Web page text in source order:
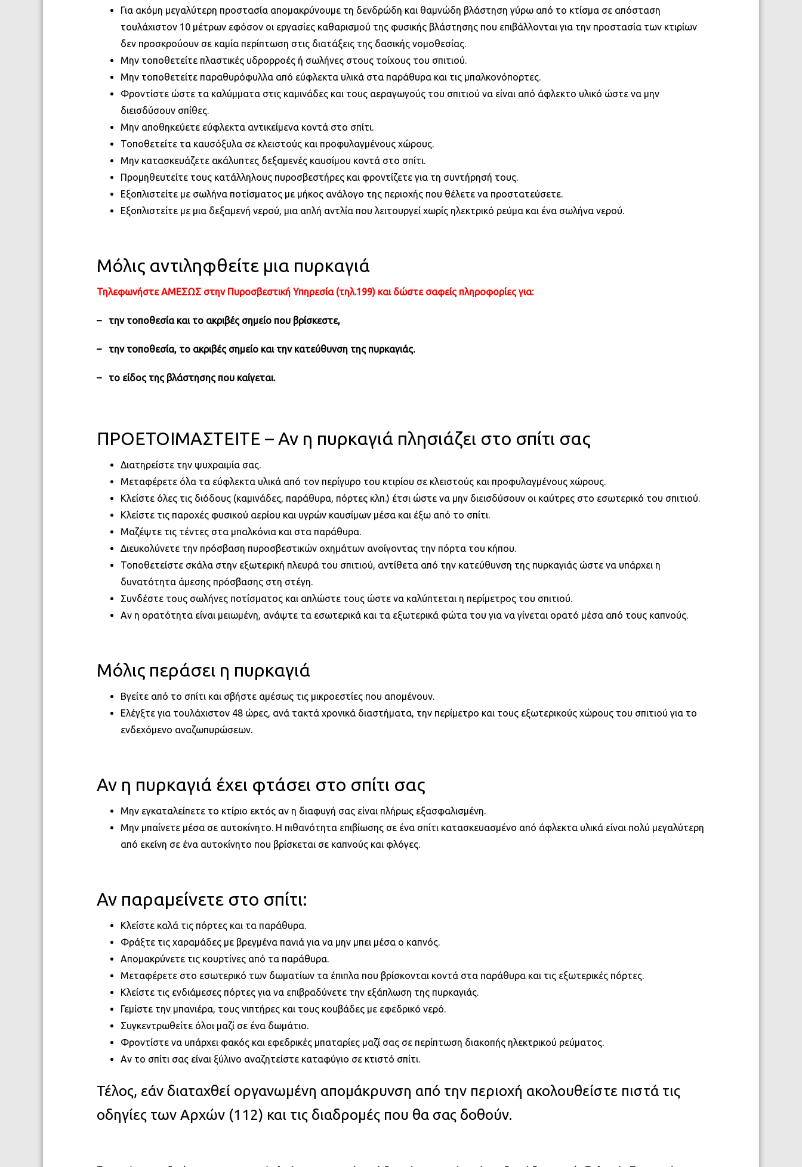
Για ακόμη μεγαλύτερη προστασία απομακρύνουμε τη δενδρώδη και θαμνώδη βλάστηση γύρω από το κτίσμα σε απόσταση
τουλάχιστον 10 μέτρων εφόσον οι εργασίες καθαρισμού της φυσικής βλάστησης που επιβάλλονται για την προστασία των κτιρίων
δεν προσκρούουν σε καμία περίπτωση στις διατάξεις της δασικής νομοθεσίας.
Μην τοποθετείτε πλαστικές υδρορροές ή σωλήνες στους τοίχους του σπιτιού.
Μην τοποθετείτε παραθυρόφυλλα από εύφλεκτα υλικά στα παράθυρα και τις μπαλκονόπορτες.
Φροντίστε ώστε τα καλύμματα στις καμινάδες και τους αεραγωγούς του σπιτιού να είναι από άφλεκτο υλικό ώστε να μην
διεισδύσουν σπίθες.
Μην αποθηκεύετε εύφλεκτα αντικείμενα κοντά στο σπίτι.
Τοποθετείτε τα καυσόξυλα σε κλειστούς και προφυλαγμένους χώρους.
Μην κατασκευάζετε ακάλυπτες δεξαμενές καυσίμου κοντά στο σπίτι.
Προμηθευτείτε τους κατάλληλους πυροσβεστήρες και φροντίζετε για τη συντήρησή τους.
Εξοπλιστείτε με σωλήνα ποτίσματος με μήκος ανάλογο της περιοχής που θέλετε να προστατεύσετε.
Εξοπλιστείτε με μια δεξαμενή νερού, μια απλή αντλία που λειτουργεί χωρίς ηλεκτρικό ρεύμα και ένα σωλήνα νερού.
Μόλις αντιληφθείτε μια πυρκαγιά
Τηλεφωνήστε ΑΜΕΣΩΣ στην Πυροσβεστική Υπηρεσία (τηλ.199) και δώστε σαφείς πληροφορίες για:
– την τοποθεσία και το ακριβές σημείο που βρίσκεστε,
– την τοποθεσία, το ακριβές σημείο και την κατεύθυνση της πυρκαγιάς.
– το είδος της βλάστησης που καίγεται.
ΠΡΟΕΤΟΙΜΑΣΤΕΙΤΕ – Αν η πυρκαγιά πλησιάζει στο σπίτι σας
Διατηρείστε την ψυχραιμία σας.
Μεταφέρετε όλα τα εύφλεκτα υλικά από τον περίγυρο του κτιρίου σε κλειστούς και προφυλαγμένους χώρους.
Κλείστε όλες τις διόδους (καμινάδες, παράθυρα, πόρτες κλπ.) έτσι ώστε να μην διεισδύσουν οι καύτρες στο εσωτερικό του σπιτιού.
Κλείστε τις παροχές φυσικού αερίου και υγρών καυσίμων μέσα και έξω από το σπίτι.
Μαζέψτε τις τέντες στα μπαλκόνια και στα παράθυρα.
Διευκολύνετε την πρόσβαση πυροσβεστικών οχημάτων ανοίγοντας την πόρτα του κήπου.
Τοποθετείστε σκάλα στην εξωτερική πλευρά του σπιτιού, αντίθετα από την κατεύθυνση της πυρκαγιάς ώστε να υπάρχει η
δυνατότητα άμεσης πρόσβασης στη στέγη.
Συνδέστε τους σωλήνες ποτίσματος και απλώστε τους ώστε να καλύπτεται η περίμετρος του σπιτιού.
Αν η ορατότητα είναι μειωμένη, ανάψτε τα εσωτερικά και τα εξωτερικά φώτα του για να γίνεται ορατό μέσα από τους καπνούς.
Μόλις περάσει η πυρκαγιά
Βγείτε από το σπίτι και σβήστε αμέσως τις μικροεστίες που απομένουν.
Ελέγξτε για τουλάχιστον 48 ώρες, ανά τακτά χρονικά διαστήματα, την περίμετρο και τους εξωτερικούς χώρους του σπιτιού για το
ενδεχόμενο αναζωπυρώσεων.
Αν η πυρκαγιά έχει φτάσει στο σπίτι σας
Μην εγκαταλείπετε το κτίριο εκτός αν η διαφυγή σας είναι πλήρως εξασφαλισμένη.
Μην μπαίνετε μέσα σε αυτοκίνητο. Η πιθανότητα επιβίωσης σε ένα σπίτι κατασκευασμένο από άφλεκτα υλικά είναι πολύ μεγαλύτερη
από εκείνη σε ένα αυτοκίνητο που βρίσκεται σε καπνούς και φλόγες.
Αν παραμείνετε στο σπίτι:
Κλείστε καλά τις πόρτες και τα παράθυρα.
Φράξτε τις χαραμάδες με βρεγμένα πανιά για να μην μπει μέσα ο καπνός.
Απομακρύνετε τις κουρτίνες από τα παράθυρα.
Μεταφέρετε στο εσωτερικό των δωματίων τα έπιπλα που βρίσκονται κοντά στα παράθυρα και τις εξωτερικές πόρτες.
Κλείστε τις ενδιάμεσες πόρτες για να επιβραδύνετε την εξάπλωση της πυρκαγιάς.
Γεμίστε την μπανιέρα, τους νιπτήρες και τους κουβάδες με εφεδρικό νερό.
Συγκεντρωθείτε όλοι μαζί σε ένα δωμάτιο.
Φροντίστε να υπάρχει φακός και εφεδρικές μπαταρίες μαζί σας σε περίπτωση διακοπής ηλεκτρικού ρεύματος.
Αν το σπίτι σας είναι ξύλινο αναζητείστε καταφύγιο σε κτιστό σπίτι.
Τέλος, εάν διαταχθεί οργανωμένη απομάκρυνση από την περιοχή ακολουθείστε πιστά τις
οδηγίες των Αρχών (112) και τις διαδρομές που θα σας δοθούν.